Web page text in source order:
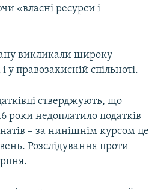
«власні ресурси і
викликали широку
у правозахисній спільноті.
стверджують, що
роки недоплатило податків
– за нинішнім курсом це
Розслідування проти